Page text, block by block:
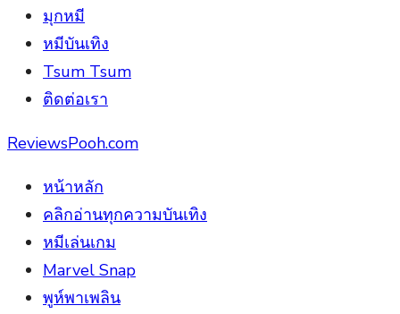
มุกหมี
หมีบันเทิง
Tsum Tsum
ติดต่อเรา
ReviewsPooh.com
หน้าหลัก
คลิกอ่านทุกความบันเทิง
หมีเล่นเกม
Marvel Snap
พูห์พาเพลิน